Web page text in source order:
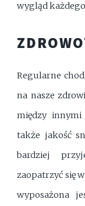
wygląd
Regularne
na nasze
między innymi
także jakość
bardziej
zaopatrzyć się
wyposażona